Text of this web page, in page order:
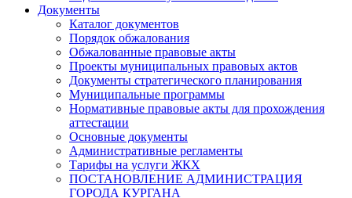
Документы
Каталог документов
Порядок обжалования
Обжалованные правовые акты
Проекты муниципальных правовых актов
Документы стратегического планирования
Муниципальные программы
Нормативные правовые акты для прохождения
аттестации
Основные документы
Административные регламенты
Тарифы на услуги ЖКХ
ПОСТАНОВЛЕНИЕ АДМИНИСТРАЦИЯ
ГОРОДА КУРГАНА